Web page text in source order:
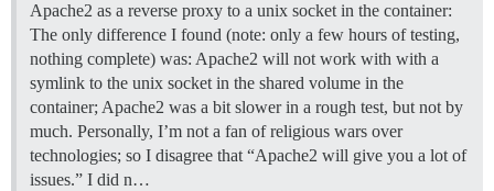
Apache2 as a reverse proxy to a unix socket in the container:
The only difference I found (note: only a few hours of testing,
nothing complete) was: Apache2 will not work with with a
symlink to the unix socket in the shared volume in the
container; Apache2 was a bit slower in a rough test, but not by
much. Personally, I’m not a fan of religious wars over
technologies; so I disagree that “Apache2 will give you a lot of
issues.” I did n…